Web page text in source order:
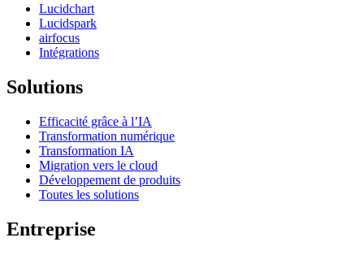
Lucidchart
Lucidspark
airfocus
Intégrations
Solutions
Efficacité grâce à l’IA
Transformation numérique
Transformation IA
Migration vers le cloud
Développement de produits
Toutes les solutions
Entreprise